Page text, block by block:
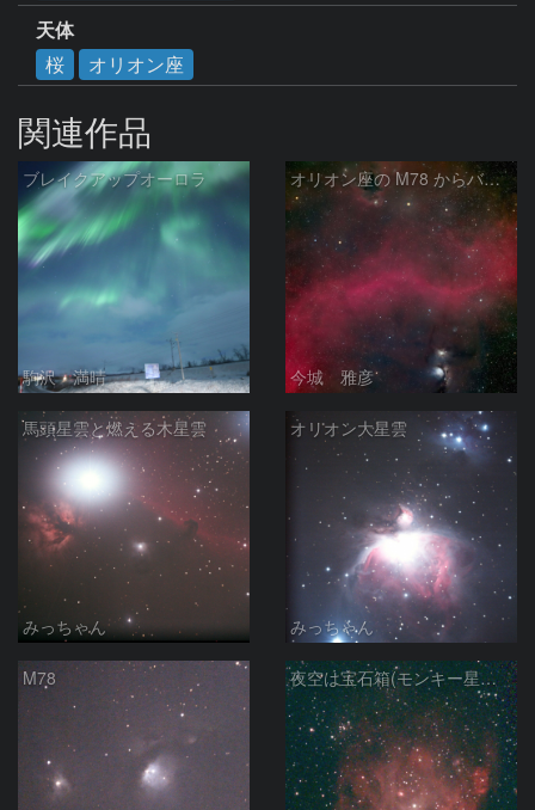
天体
桜
オリオン座
関連作品
ブレイクアップオーロラ
駒沢 満晴
オリオン座の M78 からバーナードループをまたいで LDN1622あたり
今城 雅彦
馬頭星雲と燃える木星雲
みっちゃん
オリオン大星雲
みっちゃん
M78 夜空は宝石箱(モンキー星雲 NGC2174) Seestar50